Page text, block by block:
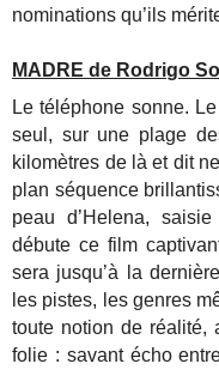
nominations qu’ils
MADRE de Rodrigo
Le téléphone sonne.
seul, sur une plage
kilomètres de là et dit
plan séquence
peau d’Helena,
débute ce film
sera jusqu’à la
les pistes, les genres
toute notion de réalité,
folie : savant écho